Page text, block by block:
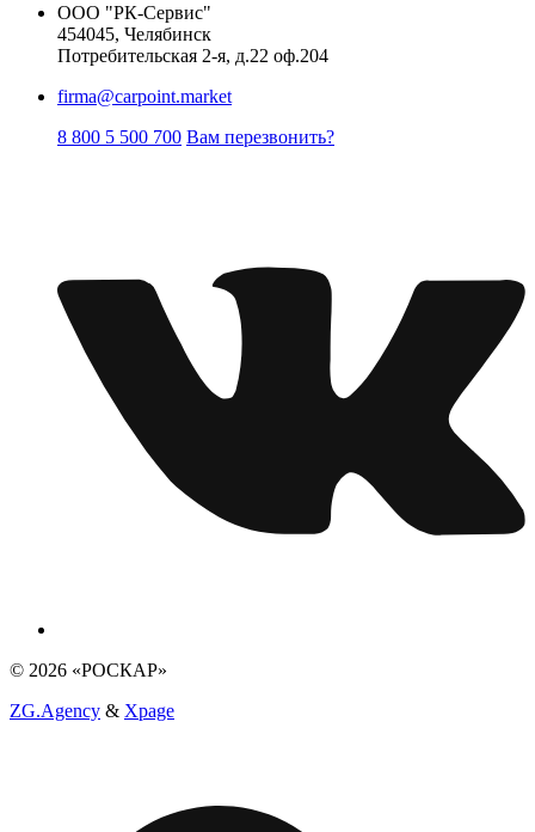
ООО "РК-Сервис"
454045, Челябинск
Потребительская 2-я, д.22 оф.204
firma@carpoint.market
8 800 5 500 700 Вам перезвонить?
© 2026 «РОСКАР»
ZG.Agency & Xpage